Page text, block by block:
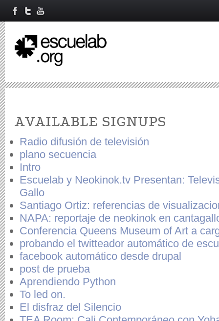
AVAILABLE SIGNUPS
Radio difusión de televisión
plano secuencia
Intro
Escuelab y Neokinok.tv Presentan:
Gallo
Santiago Ortiz: referencias de
NAPA: reportaje de neokinok en
Conferencia Queens Museum of Art a
probando el twitteador automático de
facebook automático desde drupal
post de prueba
Aprendiendo Python
To led on.
El disfraz del Silencio